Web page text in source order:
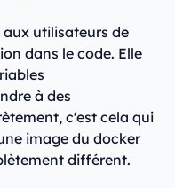
utilisateurs de
dans le code. Elle
à des
c'est cela qui
image du docker
différent.